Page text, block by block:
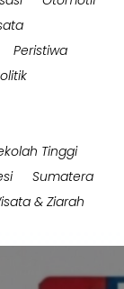
Peristiwa
Tinggi
Sumatera
& Ziarah